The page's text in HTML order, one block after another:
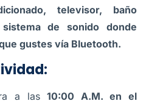
televisor, baño
de sonido donde
gustes vía Bluetooth.
a las10:00 A.M. en el